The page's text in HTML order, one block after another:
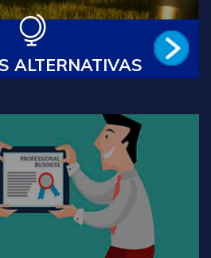
ALTERNATIVAS
Leia Mais
JURAMENTADA